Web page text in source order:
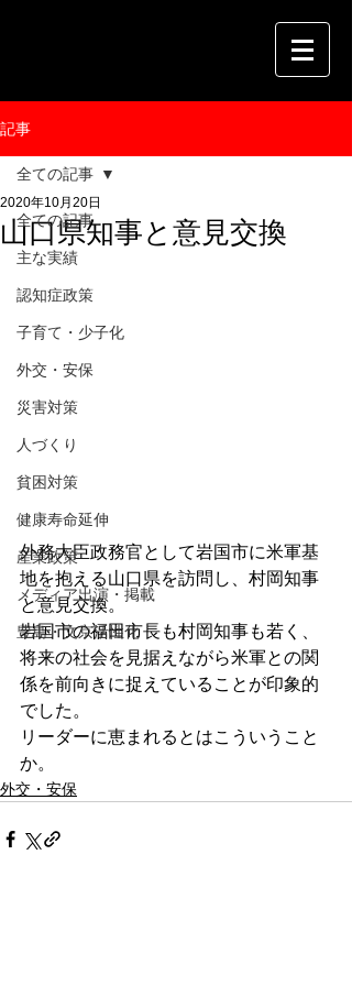
記事
全ての記事
主な実績
認知症政策
子育て・少子化
外交・安保
災害対策
人づくり
貧困対策
健康寿命延伸
産業政策
メディア出演・掲載
豊島・文京活性化
全ての記事
山口県知事と意見交換
2020年10月20日
外務大臣政務官として岩国市に米軍基
地を抱える山口県を訪問し、村岡知事
と意見交換。
岩国市の福田市長も村岡知事も若く、
将来の社会を見据えながら米軍との関
係を前向きに捉えていることが印象的
でした。
リーダーに恵まれるとはこういうこと
か。
外交・安保